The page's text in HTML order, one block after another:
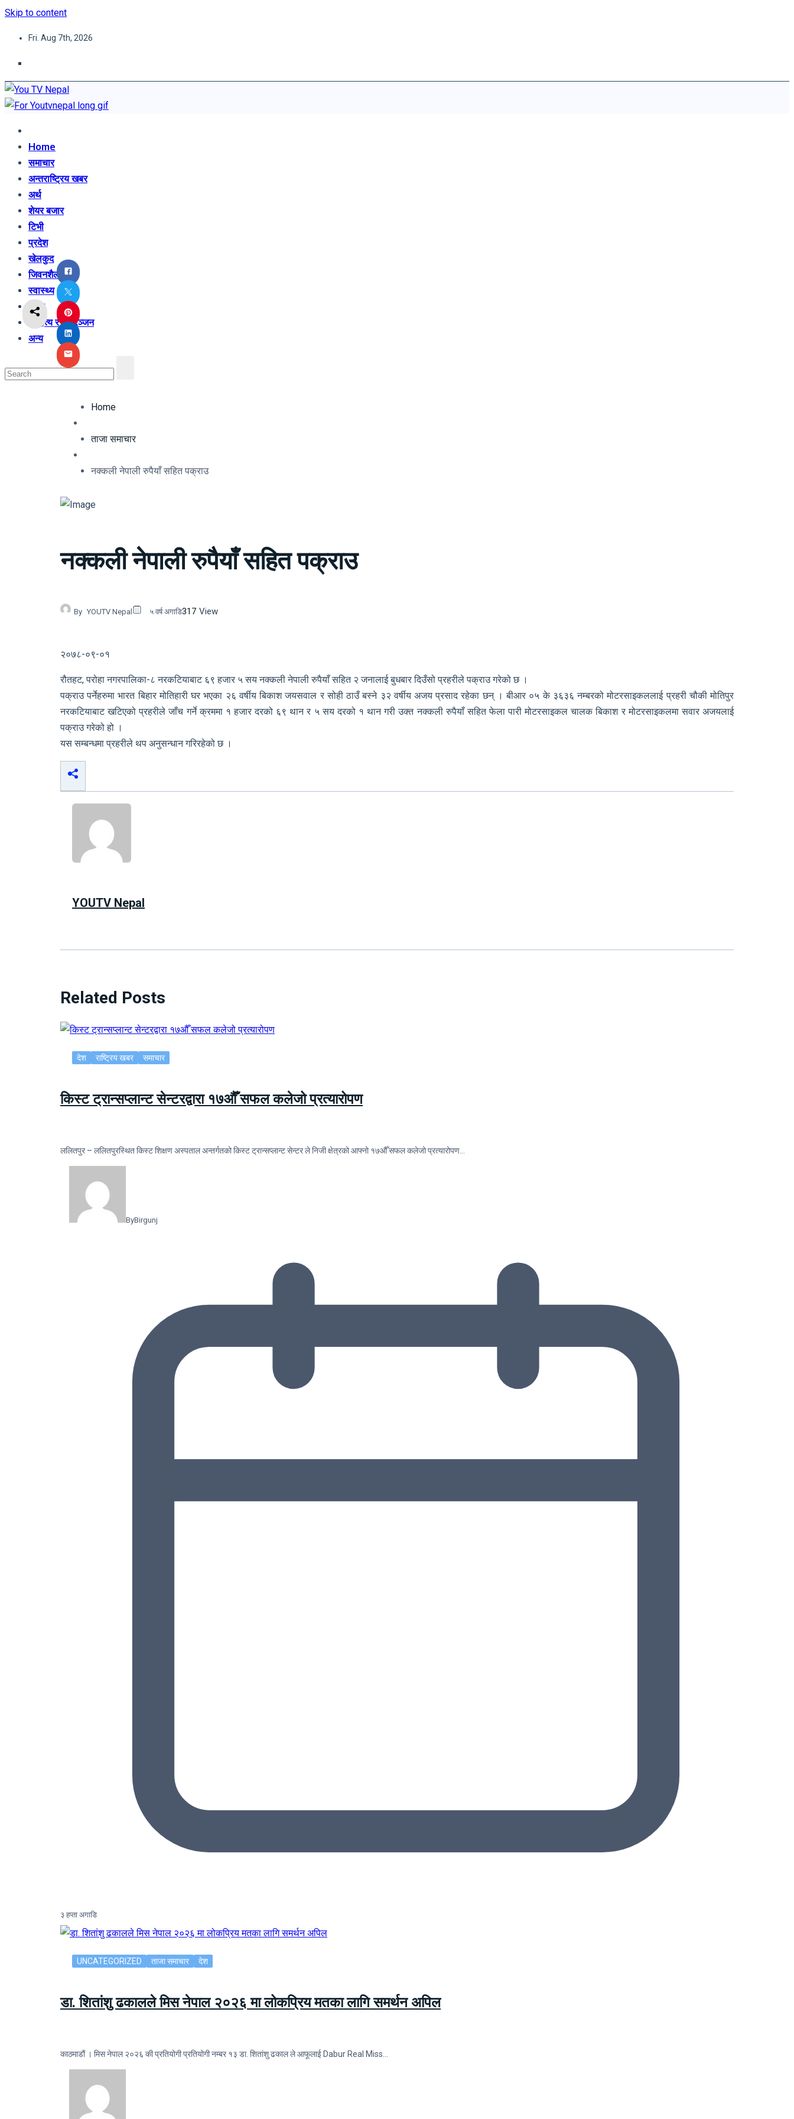
Skip to content
Fri. Aug 7th, 2026
Home
समाचार
अन्तराष्ट्रिय खबर
अर्थ
शेयर बजार
टिभी
प्रदेश
खेलकुद
जिवनशैली
स्वास्थ्य
शिक्षा
साहित्य र मनोरञ्जन
अन्य
Home
ताजा समाचार
नक्कली नेपाली रुपैयाँ सहित पक्राउ
नक्कली नेपाली रुपैयाँ सहित पक्राउ
By YOUTV Nepal ५ वर्ष अगाडि317 View
२०७८-०९-०१
रौतहट, परोहा नगरपालिका-८ नरकटियाबाट ६९ हजार ५ सय नक्कली नेपाली रुपैयाँ सहित २ जनालाई बुधबार दिउँसो प्रहरीले पक्राउ गरेको छ ।
पक्राउ पर्नेहरुमा भारत बिहार मोतिहारी घर भएका २६ वर्षीय बिकाश जयसवाल र सोही ठाउँ बस्ने ३२ वर्षीय अजय प्रसाद रहेका छन् । बीआर ०५ के ३६३६ नम्बरको मोटरसाइकललाई प्रहरी चौकी मोतिपुर
नरकटियाबाट खटिएको प्रहरीले जाँच गर्ने क्रममा १ हजार दरको ६९ थान र ५ सय दरको १ थान गरी उक्त नक्कली रुपैयाँ सहित फेला पारी मोटरसाइकल चालक बिकाश र मोटरसाइकलमा सवार अजयलाई
पक्राउ गरेको हो ।
यस सम्बन्धमा प्रहरीले थप अनुसन्धान गरिरहेको छ ।
YOUTV Nepal
Related Posts
देश राष्ट्रिय खबर समाचार
किस्ट ट्रान्सप्लान्ट सेन्टरद्वारा १७औँ सफल कलेजो प्रत्यारोपण
ललितपुर – ललितपुरस्थित किस्ट शिक्षण अस्पताल अन्तर्गतको किस्ट ट्रान्सप्लान्ट सेन्टर ले निजी क्षेत्रको आफ्नो १७औँ सफल कलेजो प्रत्यारोपण…
ByBirgunj
३ हप्ता अगाडि
UNCATEGORIZED ताजा समाचार देश
डा. शितांशु ढकालले मिस नेपाल २०२६ मा लोकप्रिय मतका लागि समर्थन अपिल
काठमाडौं । मिस नेपाल २०२६ की प्रतियोगी प्रतियोगी नम्बर १३ डा. शितांशु ढकाल ले आफूलाई Dabur Real Miss…